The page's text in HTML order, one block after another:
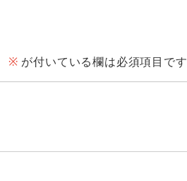
※ が付いている欄は必須項目です